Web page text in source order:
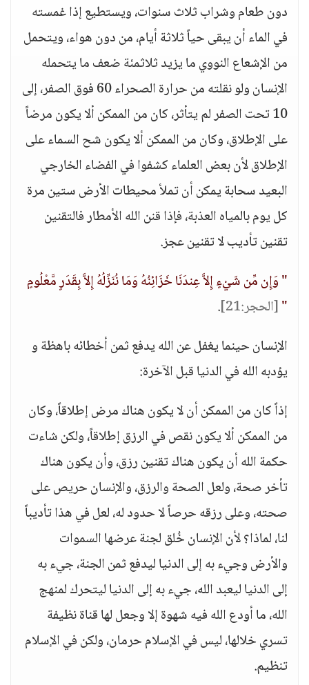
دون طعام وشراب ثلاث سنوات، ويستطيع إذا غمسته
في الماء أن يبقى حياً ثلاثة أيام، من دون هواء، ويتحمل
من الإشعاع النووي ما يزيد ثلاثمئة ضعف ما يتحمله
الإنسان ولو نقلته من حرارة الصحراء 60 فوق الصفر، إلى
10 تحت الصفر لم يتأثر، كان من الممكن ألا يكون مرضاً
على الإطلاق، وكان من الممكن ألا يكون شح السماء على
الإطلاق لأن بعض العلماء كشفوا في الفضاء الخارجي
البعيد سحابة يمكن أن تملأ محيطات الأرض ستين مرة
كل يوم بالمياه العذبة، فإذا قنن الله الأمطار فالتقنين
تقنين تأديب لا تقنين عجز.
" وَإِن مِّن شَيْءٍ إِلاَّ عِندَنَا خَزَائِنُهُ وَمَا نُنَزِّلُهُ إِلاَّ بِقَدَرٍ مَّعْلُومٍ
"[الحجر:21]
.
الإنسان حينما يغفل عن الله يدفع ثمن أخطائه باهظة و
يؤدبه الله في الدنيا قبل الآخرة:
إذاً كان من الممكن أن لا يكون هناك مرض إطلاقاً، وكان
من الممكن ألا يكون نقص في الرزق إطلاقاً، ولكن شاءت
حكمة الله أن يكون هناك تقنين رزق، وأن يكون هناك
تأخر صحة، ولعل الصحة والرزق، والإنسان حريص على
صحته، وعلى رزقه حرصاً لا حدود له، لعل في هذا تأديباً
لنا، لماذا؟ لأن الإنسان خُلق لجنة عرضها السموات
والأرض وجيء به إلى الدنيا ليدفع ثمن الجنة، جيء به
إلى الدنيا ليعبد الله، جيء به إلى الدنيا ليتحرك لمنهج
الله، ما أودع الله فيه شهوة إلا وجعل لها قناة نظيفة
تسري خلالها، ليس في الإسلام حرمان، ولكن في الإسلام
تنظيم.